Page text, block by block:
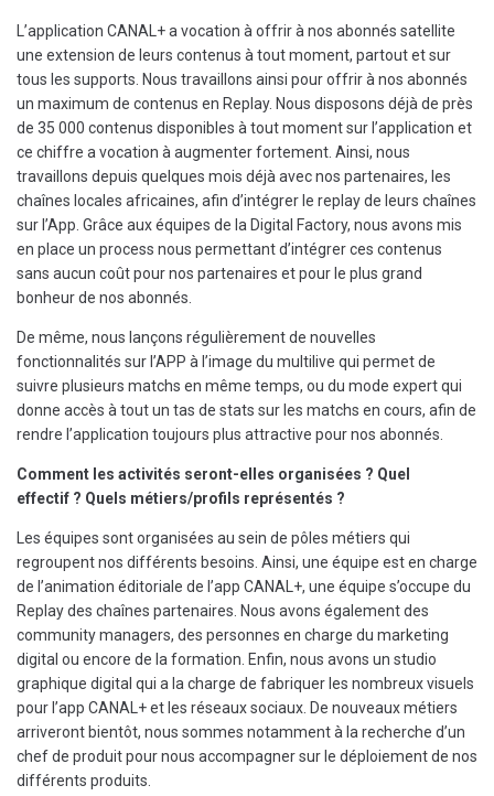
L’application CANAL+ a vocation à offrir à nos abonnés satellite
une extension de leurs contenus à tout moment, partout et sur
tous les supports. Nous travaillons ainsi pour offrir à nos abonnés
un maximum de contenus en Replay. Nous disposons déjà de près
de 35 000 contenus disponibles à tout moment sur l’application et
ce chiffre a vocation à augmenter fortement. Ainsi, nous
travaillons depuis quelques mois déjà avec nos partenaires, les
chaînes locales africaines, afin d’intégrer le replay de leurs chaînes
sur l’App. Grâce aux équipes de la Digital Factory, nous avons mis
en place un process nous permettant d’intégrer ces contenus
sans aucun coût pour nos partenaires et pour le plus grand
bonheur de nos abonnés.
De même, nous lançons régulièrement de nouvelles
fonctionnalités sur l’APP à l’image du multilive qui permet de
suivre plusieurs matchs en même temps, ou du mode expert qui
donne accès à tout un tas de stats sur les matchs en cours, afin de
rendre l’application toujours plus attractive pour nos abonnés.
Comment les activités seront-elles organisées ? Quel
effectif ? Quels métiers/profils représentés ?
Les équipes sont organisées au sein de pôles métiers qui
regroupent nos différents besoins. Ainsi, une équipe est en charge
de l’animation éditoriale de l’app CANAL+, une équipe s’occupe du
Replay des chaînes partenaires. Nous avons également des
community managers, des personnes en charge du marketing
digital ou encore de la formation. Enfin, nous avons un studio
graphique digital qui a la charge de fabriquer les nombreux visuels
pour l’app CANAL+ et les réseaux sociaux. De nouveaux métiers
arriveront bientôt, nous sommes notamment à la recherche d’un
chef de produit pour nous accompagner sur le déploiement de nos
différents produits.